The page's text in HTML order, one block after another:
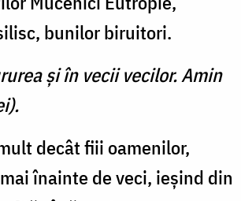
bunilor biruitori.
şi în vecii vecilor. Amin
decât fiii oamenilor,
înainte de veci, ieşind din